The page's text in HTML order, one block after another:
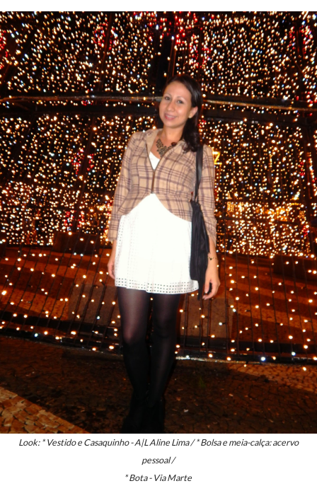
Look: * Vestido e Casaquinho - A|L Aline Lima / * Bolsa e meia-calça: acervo
pessoal /
* Bota - Via Marte